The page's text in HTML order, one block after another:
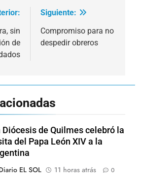
sin
de
Siguiente:
Compromiso para no
despedir obreros
Diócesis de Quilmes celebró la
del Papa León XIV a la
EL SOL
11 horas atrás 0